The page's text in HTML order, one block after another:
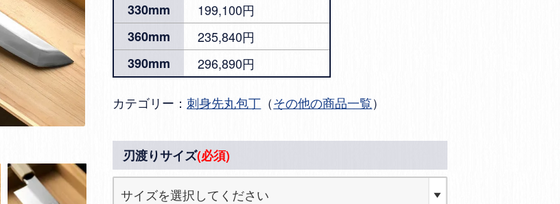
330mm
199,100円
360mm
235,840円
390mm
296,890円
カテゴリー： 刺身先丸包丁 （その他の商品一覧）
刃渡りサイズ(必須)